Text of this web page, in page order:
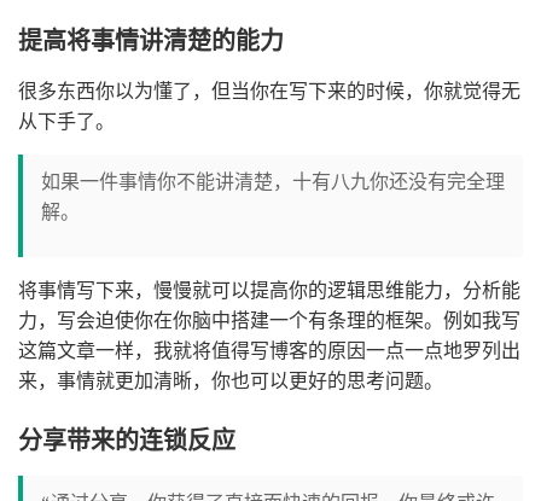
提高将事情讲清楚的能力
很多东西你以为懂了，但当你在写下来的时候，你就觉得无
从下手了。
如果一件事情你不能讲清楚，十有八九你还没有完全理
解。
将事情写下来，慢慢就可以提高你的逻辑思维能力，分析能
力，写会迫使你在你脑中搭建一个有条理的框架。例如我写
这篇文章一样，我就将值得写博客的原因一点一点地罗列出
来，事情就更加清晰，你也可以更好的思考问题。
分享带来的连锁反应